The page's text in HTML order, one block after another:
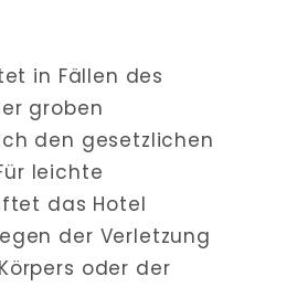
in Fällen des
groben
den gesetzlichen
leichte
das Hotel
der Verletzung
oder der